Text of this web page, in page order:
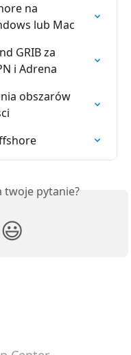
na
lub Mac
GRIB za
i Adrena
obszarów
twoje pytanie?
😃